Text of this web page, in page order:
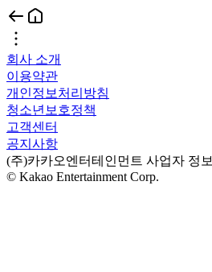
회사 소개
이용약관
개인정보처리방침
청소년보호정책
고객센터
공지사항
(주)카카오엔터테인먼트 사업자 정보
© Kakao Entertainment Corp.